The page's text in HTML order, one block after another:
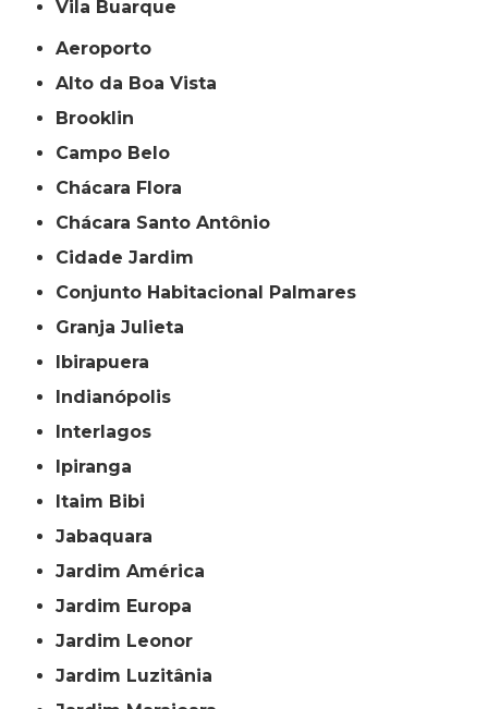
Vila Buarque
Aeroporto
Alto da Boa Vista
Brooklin
Campo Belo
Chácara Flora
Chácara Santo Antônio
Cidade Jardim
Conjunto Habitacional Palmares
Granja Julieta
Ibirapuera
Indianópolis
Interlagos
Ipiranga
Itaim Bibi
Jabaquara
Jardim América
Jardim Europa
Jardim Leonor
Jardim Luzitânia